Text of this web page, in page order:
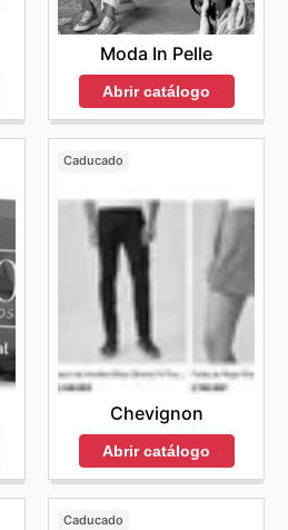
Moda In Pelle
Abrir catálogo
Caducado
Chevignon
Abrir catálogo
Caducado